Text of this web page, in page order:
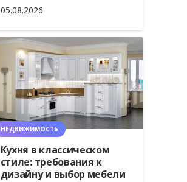
05.08.2026
НЕДВИЖИМОСТЬ
Кухня в классическом
стиле: требования к
дизайну и выбор мебели